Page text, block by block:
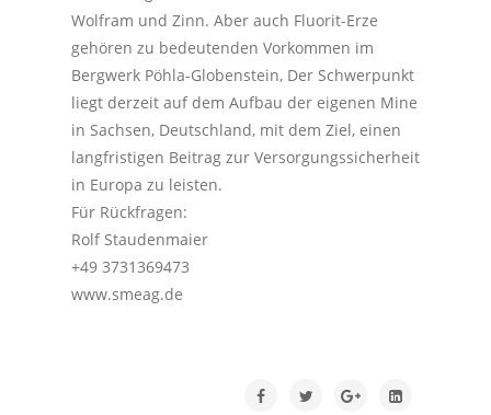
Wolfram und Zinn. Aber auch Fluorit-Erze
gehören zu bedeutenden Vorkommen im
Bergwerk Pöhla-Globenstein, Der Schwerpunkt
liegt derzeit auf dem Aufbau der eigenen Mine
in Sachsen, Deutschland, mit dem Ziel, einen
langfristigen Beitrag zur Versorgungssicherheit
in Europa zu leisten.
Für Rückfragen:
Rolf Staudenmaier
+49 3731369473
www.smeag.de